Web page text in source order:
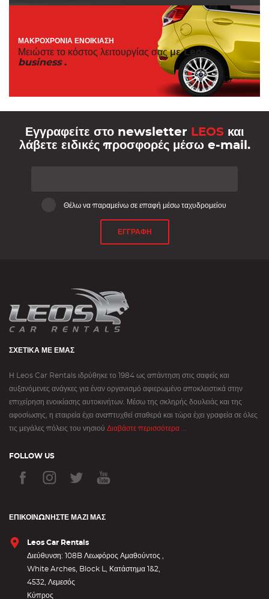
ΜΑΚΡΟΧΡΌΝΙΑ ΕΝΟΙΚΊΑΣΗ
Μειώστε το κόστος λειτουργίας σαςμε Leos
business.
Εγγραφείτε στο newsletter LEOSκαι
λάβετε ειδικές προσφορές μέσω e-mail.
Θέλω να παραμείνω σε επαφή μέσω ταχυδρομείου
ΕΓΓΡΑΦΗ
ΣΧΕΤΙΚΆ ΜΕ ΕΜΆΣ
Η Leos Car Rentals ιδρύθηκε το 1984 ως απάντηση στις σαφείς και
αυξανόμενες ανάγκες για έναν οργανισμό αφιερωμένο αποκλειστικά στην
επιχείρηση ενοικίασης αυτοκινήτων. Μέσω της σκληρής δουλειάς και της
αφοσίωσης, η εταιρεία έχει αναπτυχθεί σταθερά και τώρα έχει γραφεία σε όλες
τις μεγάλες πόλεις του νησιού Διαβάστε περισσότερα ...
FOLLOW US
ΕΠΙΚΟΙΝΩΝΉΣΤΕ ΜΑΖΊ ΜΑΣ
Leos Car Rentals
Διεύθυνση: 108B Λεωφόρος Αμαθούντος ,
White Arches, Block L, Κατάστημα 1&2,
4532, Λεμεσός
Κύπρος